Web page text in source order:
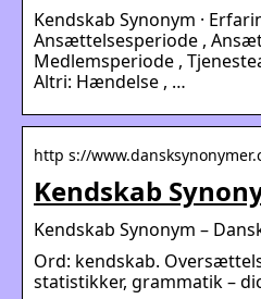
Kendskab Synonym ·
Ansættelsesperiode ,
Medlemsperiode ,
Altri: Hændelse , …
http s://
Kendskab
Kendskab Synonym –
Ord: kendskab.
statistikker, grammatik –